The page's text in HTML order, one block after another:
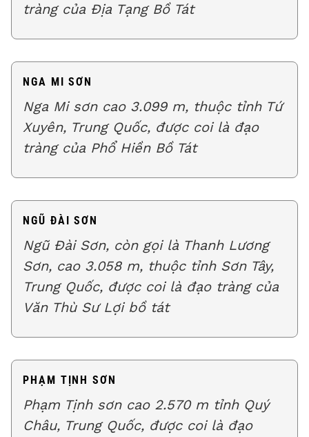
tràng của Địa Tạng Bồ Tát
NGA MI SƠN
Nga Mi sơn cao 3.099 m, thuộc tỉnh Tứ
Xuyên, Trung Quốc, được coi là đạo
tràng của Phổ Hiền Bồ Tát
NGŨ ĐÀI SƠN
Ngũ Đài Sơn, còn gọi là Thanh Lương
Sơn, cao 3.058 m, thuộc tỉnh Sơn Tây,
Trung Quốc, được coi là đạo tràng của
Văn Thù Sư Lợi bồ tát
PHẠM TỊNH SƠN
Phạm Tịnh sơn cao 2.570 m tỉnh Quý
Châu, Trung Quốc, được coi là đạo